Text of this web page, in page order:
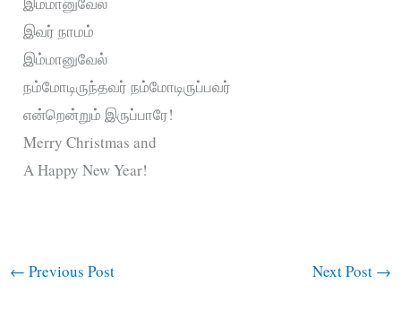
இவர் நாமம்
இம்மானுவேல்
நம்மோடிருந்தவர் நம்மோடிருப்பவர்
என்றென்றும் இருப்பாரே!
Merry Christmas and
A Happy New Year!
← Previous Post Next Post →